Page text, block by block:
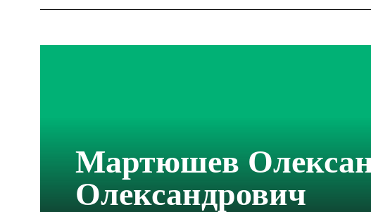
Мартюшев
Олександрович